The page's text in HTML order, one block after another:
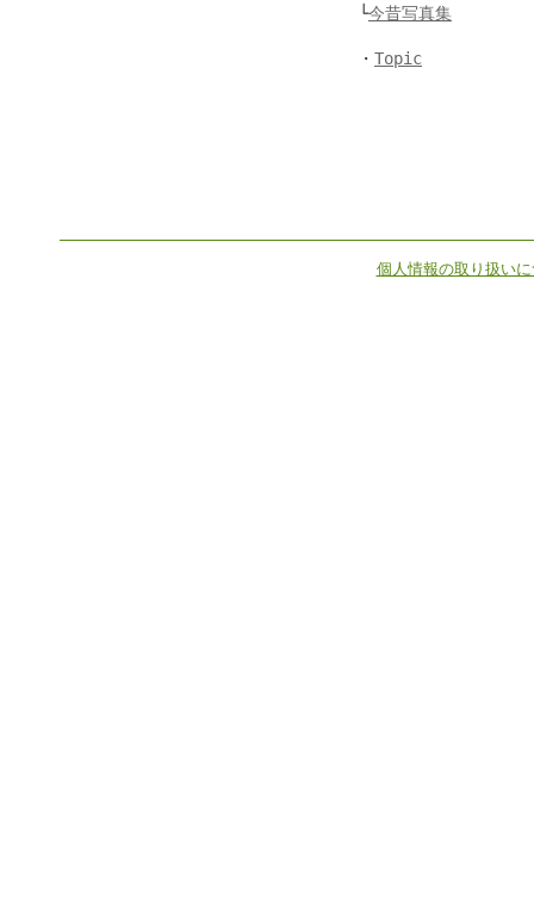
└今昔写真集
・ Topic
個人情報の取り扱い